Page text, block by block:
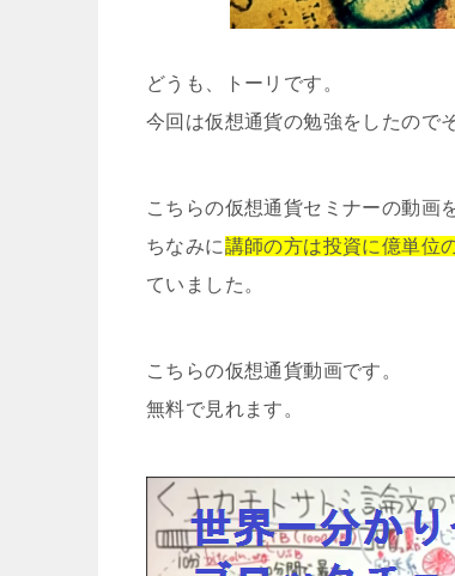
どうも、トーリです。
今回は仮想通貨の勉強をしたので
こちらの仮想通貨セミナーの動画
ちなみに講師の方は投資に億単位
ていました。
こちらの仮想通貨動画です。
無料で見れます。